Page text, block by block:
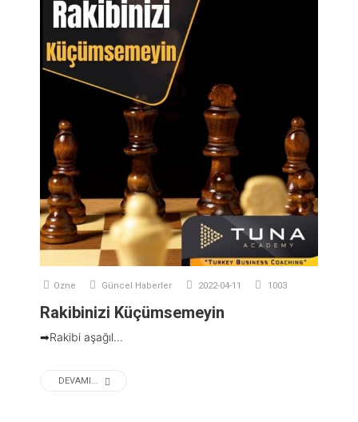
Ozne Güncel Haberler 2022-04-11 1003
Rakibinizi Küçümsemeyin
➡Rakibi aşağıl...
DEVAMI...